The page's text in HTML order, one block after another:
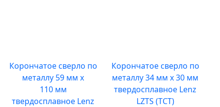
Корончатое сверло по
металлу 59 мм х
110 мм
твердосплавное Lenz
Корончатое сверло по
металлу 34 мм х 30 мм
твердосплавное Lenz
LZTS (ТСT)